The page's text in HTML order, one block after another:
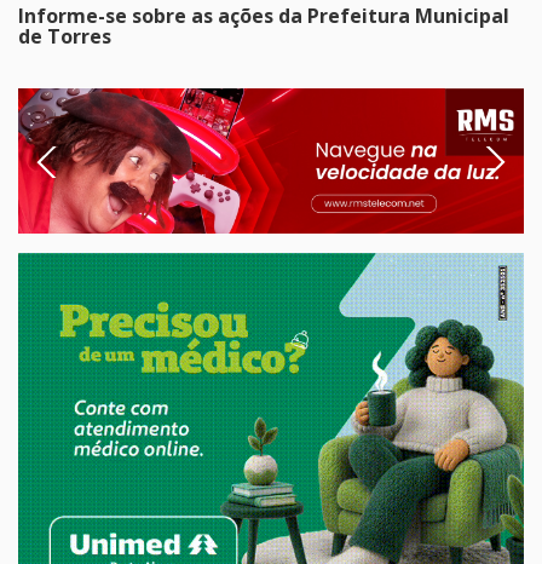
Informe-se sobre as ações da Prefeitura Municipal
de Torres
Previous Next